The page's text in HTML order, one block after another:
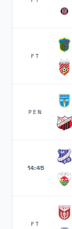
FT
PEN
14:45
FT